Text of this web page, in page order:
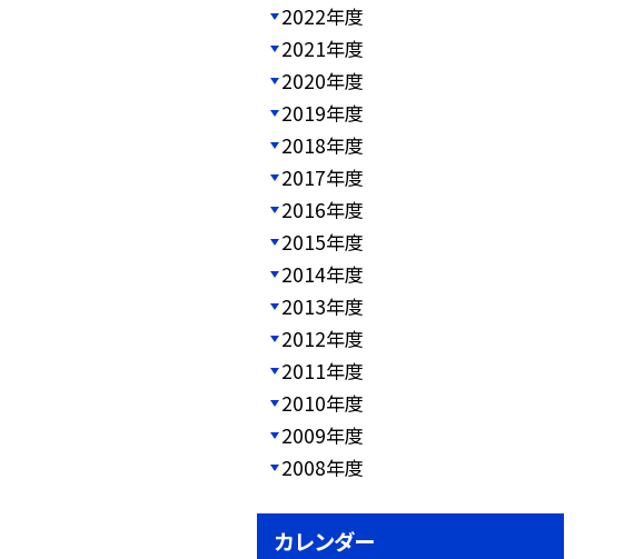
2022年度
2021年度
2020年度
2019年度
2018年度
2017年度
2016年度
2015年度
2014年度
2013年度
2012年度
2011年度
2010年度
2009年度
2008年度
カレンダー